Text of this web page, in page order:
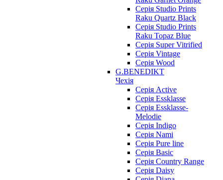
Серія Studio Prints
Raku Quartz Black
Серія Studio Prints
Raku Topaz Blue
Серія Super Vitrified
Серія Vintage
Серія Wood
G.BENEDIKT
Чехія
Cерія Active
Cерія Essklasse
Cерія Essklasse-
Melodie
Cерія Indigo
Cерія Nami
Cерія Pure line
Серія Basic
Серія Country Range
Серія Daisy